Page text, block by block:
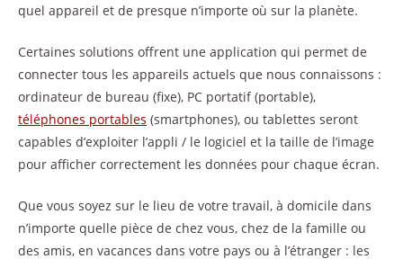
quel appareil et de presque n’importe où sur la planète.
Certaines solutions offrent une application qui permet de
connecter tous les appareils actuels que nous connaissons :
ordinateur de bureau (fixe), PC portatif (portable),
téléphones portables (smartphones), ou tablettes seront
capables d’exploiter l’appli / le logiciel et la taille de l’image
pour afficher correctement les données pour chaque écran.
Que vous soyez sur le lieu de votre travail, à domicile dans
n’importe quelle pièce de chez vous, chez de la famille ou
des amis, en vacances dans votre pays ou à l’étranger : les